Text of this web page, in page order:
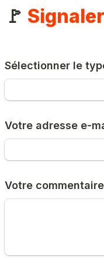
🚩
Sélectionner le
Votre adresse e-
Votre commentaire